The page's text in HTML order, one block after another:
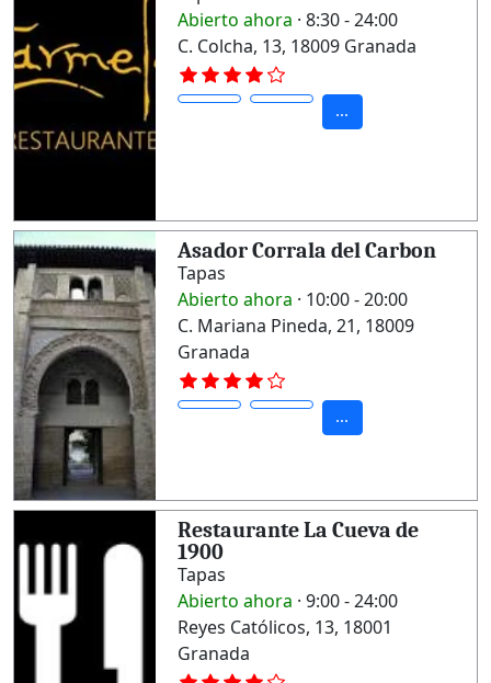
Abierto ahora · 8:30 - 24:00
C. Colcha, 13, 18009 Granada
...
Asador Corrala del Carbon
Tapas
Abierto ahora · 10:00 - 20:00
C. Mariana Pineda, 21, 18009
Granada
...
Restaurante La Cueva de
1900
Tapas
Abierto ahora · 9:00 - 24:00
Reyes Católicos, 13, 18001
Granada